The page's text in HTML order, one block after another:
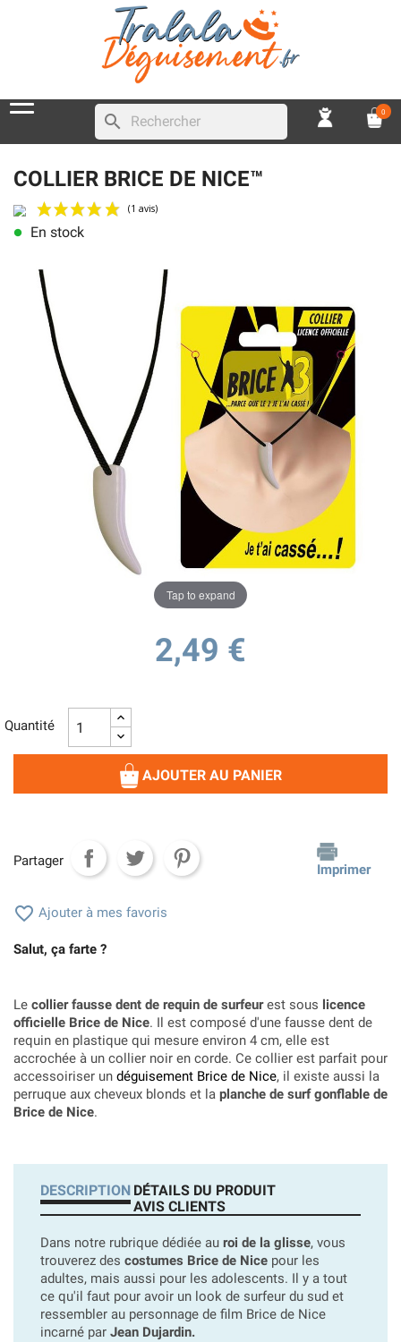
search 0
COLLIER BRICE DE NICE™
lens En stock
Tap to expand
2,49 €
Quantité
AJOUTER AU PANIER
Partager
Imprimer
 Ajouter à mes favoris
Salut, ça farte ?
Le collier fausse dent de requin de surfeurest sous licence
officielle Brice de Nice. Il est composé d'une fausse dent de
requin en plastique qui mesure environ 4 cm, elle est
accrochée à un collier noir en corde. Ce collier est parfait pour
accessoiriser un déguisement Brice de Nice, il existe aussi la
perruque aux cheveux blonds et la planche de surf gonflable de
Brice de Nice.
DESCRIPTION DÉTAILS DU PRODUIT
AVIS CLIENTS
Dans notre rubrique dédiée au roi de la glisse, vous
trouverez des costumes Brice de Nice pour les
adultes, mais aussi pour les adolescents. Il y a tout
ce qu'il faut pour avoir un look de surfeur du sud et
ressembler au personnage de film Brice de Nice
incarné par Jean Dujardin.